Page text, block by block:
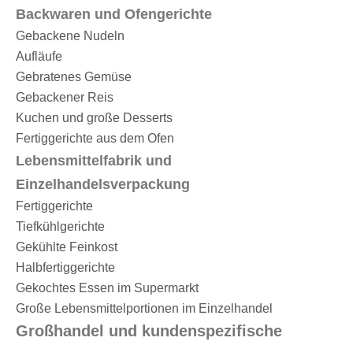
Backwaren und Ofengerichte
Gebackene Nudeln
Aufläufe
Gebratenes Gemüse
Gebackener Reis
Kuchen und große Desserts
Fertiggerichte aus dem Ofen
Lebensmittelfabrik und
Einzelhandelsverpackung
Fertiggerichte
Tiefkühlgerichte
Gekühlte Feinkost
Halbfertiggerichte
Gekochtes Essen im Supermarkt
Große Lebensmittelportionen im Einzelhandel
Großhandel und kundenspezifische